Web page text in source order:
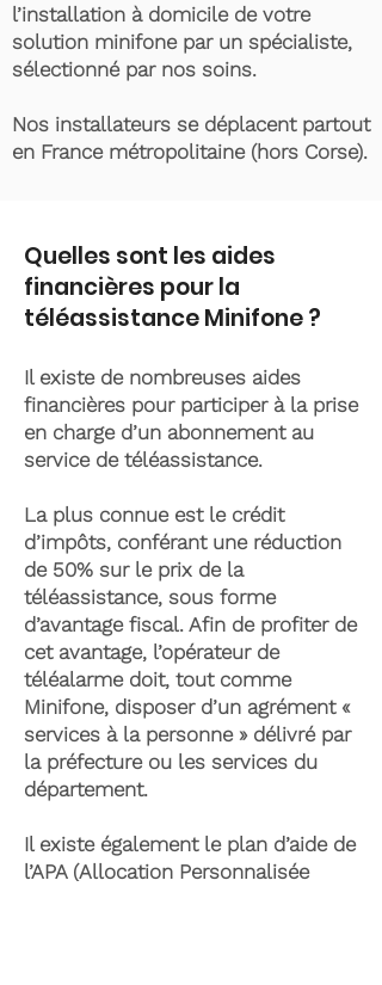
l’installation à domicile de votre
solution minifone par un spécialiste,
sélectionné par nos soins.
Nos installateurs se déplacent partout
en France métropolitaine (hors Corse).
Quelles sont les aides
financières pour la
téléassistance Minifone ?
Il existe de nombreuses aides
financières pour participer à la prise
en charge d’un abonnement au
service de téléassistance.
La plus connue est le crédit
d’impôts, conférant une réduction
de 50% sur le prix de la
téléassistance, sous forme
d’avantage fiscal. Afin de profiter de
cet avantage, l’opérateur de
téléalarme doit, tout comme
Minifone, disposer d’un agrément «
services à la personne » délivré par
la préfecture ou les services du
département.
Il existe également le plan d’aide de
l’APA (Allocation Personnalisée